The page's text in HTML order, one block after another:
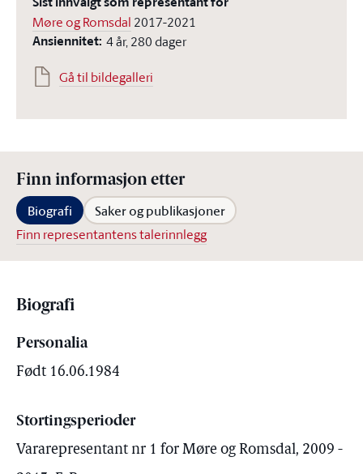
Møre og Romsdal 2017-2021
Ansiennitet: 4 år, 280 dager
Gå til bildegalleri
Finn informasjon etter
Biografi Saker og publikasjoner
Finn representantens talerinnlegg
Biografi
Personalia
Født 16.06.1984
Stortingsperioder
Vararepresentant nr 1 for Møre og Romsdal, 2009 -